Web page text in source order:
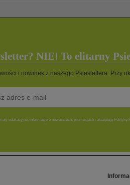
NIE! To elitarny
i nowinek z naszego Psieslettera.
edukacyjne, informacje o nowościach, promocjach i akceptuję Politykę